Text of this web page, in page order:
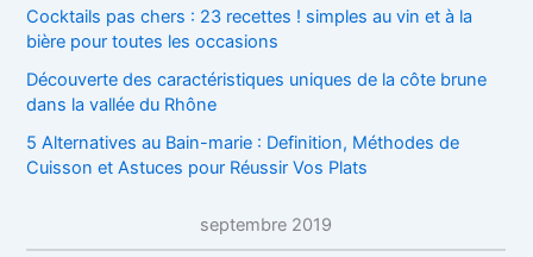
Cocktails pas chers : 23 recettes ! simples au vin et à la
bière pour toutes les occasions
Découverte des caractéristiques uniques de la côte brune
dans la vallée du Rhône
5 Alternatives au Bain-marie : Definition, Méthodes de
Cuisson et Astuces pour Réussir Vos Plats
septembre 2019